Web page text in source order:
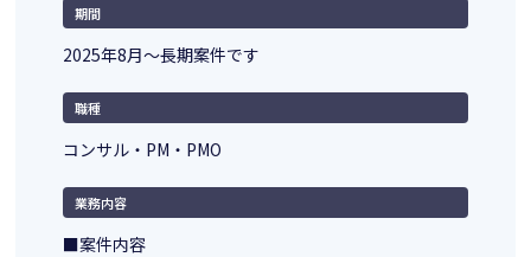
期間
2025年8月～長期案件です
職種
コンサル・PM・PMO
業務内容
■案件内容